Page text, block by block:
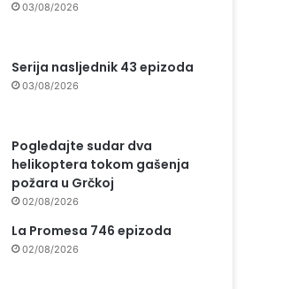
03/08/2026
Serija nasljednik 43 epizoda
03/08/2026
Pogledajte sudar dva
helikoptera tokom gašenja
požara u Grčkoj
02/08/2026
La Promesa 746 epizoda
02/08/2026